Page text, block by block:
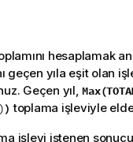
hesaplamak
geçen yıla eşit olan
Geçen yıl, Max(TOTAL
) toplama işleviyle
işlevi istenen sonucu